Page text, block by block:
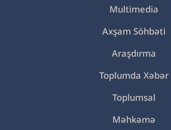
Multimedia
Axşam Söhbəti
Araşdırma
Toplumda Xəbər
Toplumsal
Məhkəmə